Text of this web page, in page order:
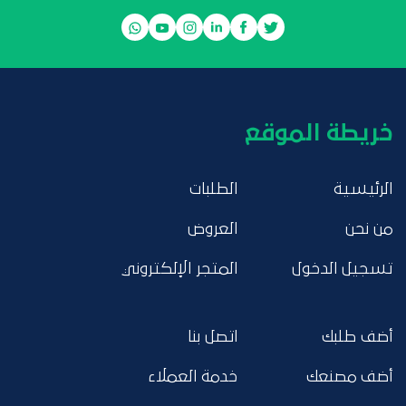
خريطة الموقع
الرئيسية
من نحن
تسجيل الدخول
الطلبات
العروض
المتجر الإلكتروني
أضف طلبك
أضف مصنعك
اتصل بنا
خدمة العملاء